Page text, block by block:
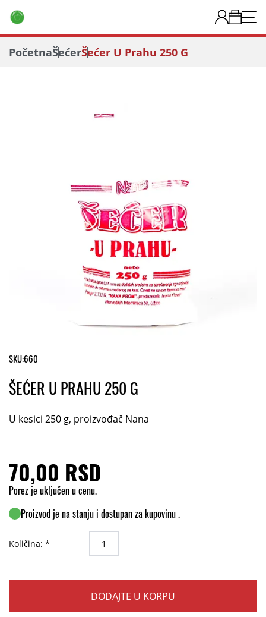
PočetnaŠećerŠećer U Prahu 250 G
SKU:660
ŠEĆER U PRAHU 250 G
U kesici 250 g, proizvođač Nana
70,00 RSD
Porez je uključen u cenu.
Proizvod je na stanju i dostupan za kupovinu .
Količina: *
DODAJTE U KORPU